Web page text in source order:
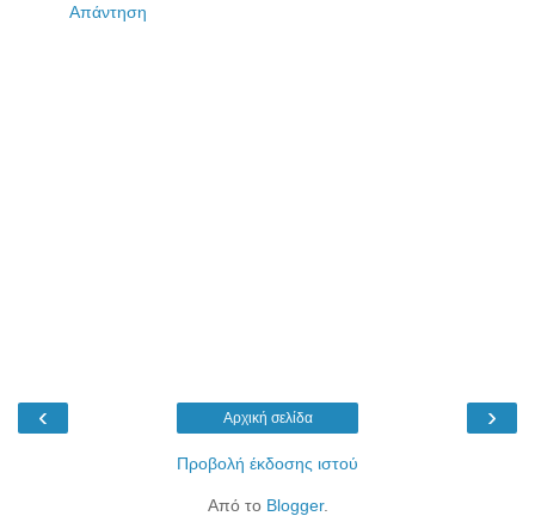
Απάντηση
‹ ›
Αρχική σελίδα
Προβολή έκδοσης ιστού
Από το Blogger.